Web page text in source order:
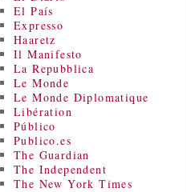
El País
Expresso
Haaretz
Il Manifesto
La Repubblica
Le Monde
Le Monde Diplomatique
Libération
Público
Publico.es
The Guardian
The Independent
The New York Times